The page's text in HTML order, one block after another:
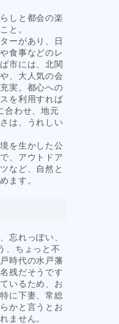
しと都会の楽
と。
ーがあり、日
食事などのレ
市には、北関
、大人気の会
実。都心への
を利用すれば
合わせ、地元
は、うれしい
を生かした公
、アウトドア
など、自然と
ます。
忘れっぽい、
、ちょっと不
時代の水戸藩
残だそうです
いるため、お
に下妻、常総
かと言うとお
ません。